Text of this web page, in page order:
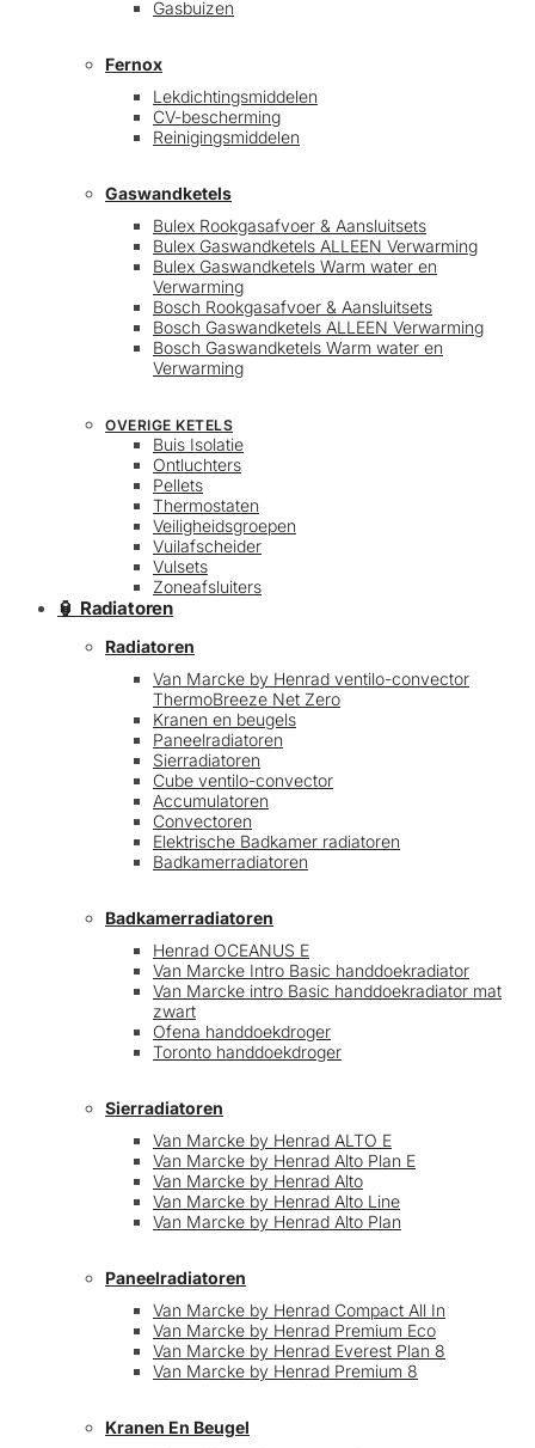
Gasbuizen
Fernox
Lekdichtingsmiddelen
CV-bescherming
Reinigingsmiddelen
Gaswandketels
Bulex Rookgasafvoer & Aansluitsets
Bulex Gaswandketels ALLEEN Verwarming
Bulex Gaswandketels Warm water en
Verwarming
Bosch Rookgasafvoer & Aansluitsets
Bosch Gaswandketels ALLEEN Verwarming
Bosch Gaswandketels Warm water en
Verwarming
OVERIGE KETELS
Buis Isolatie
Ontluchters
Pellets
Thermostaten
Veiligheidsgroepen
Vuilafscheider
Vulsets
Zoneafsluiters
🏮 Radiatoren
Radiatoren
Van Marcke by Henrad ventilo-convector
ThermoBreeze Net Zero
Kranen en beugels
Paneelradiatoren
Sierradiatoren
Cube ventilo-convector
Accumulatoren
Convectoren
Elektrische Badkamer radiatoren
Badkamerradiatoren
Badkamerradiatoren
Henrad OCEANUS E
Van Marcke Intro Basic handdoekradiator
Van Marcke intro Basic handdoekradiator mat
zwart
Ofena handdoekdroger
Toronto handdoekdroger
Sierradiatoren
Van Marcke by Henrad ALTO E
Van Marcke by Henrad Alto Plan E
Van Marcke by Henrad Alto
Van Marcke by Henrad Alto Line
Van Marcke by Henrad Alto Plan
Paneelradiatoren
Van Marcke by Henrad Compact All In
Van Marcke by Henrad Premium Eco
Van Marcke by Henrad Everest Plan 8
Van Marcke by Henrad Premium 8
Kranen En Beugel